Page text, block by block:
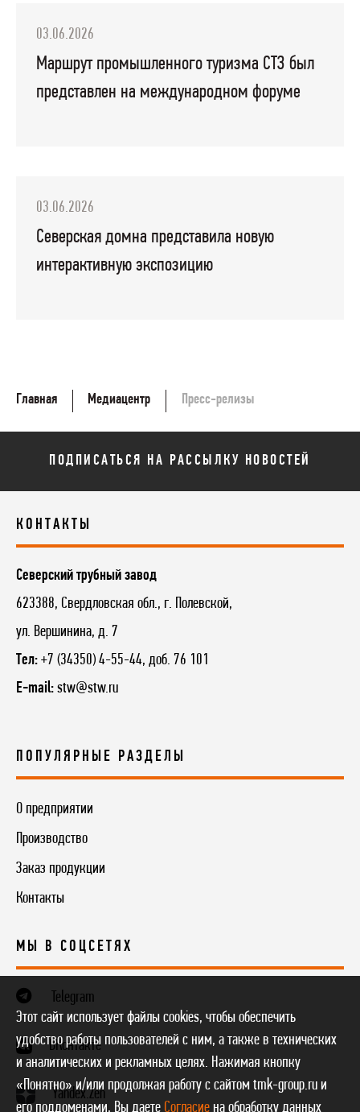
03.06.2026
Маршрут промышленного туризма СТЗ был
представлен на международном форуме
03.06.2026
Северская домна представила новую
интерактивную экспозицию
Главная Медиацентр Пресс-релизы
ПОДПИСАТЬСЯ НА РАССЫЛКУ НОВОСТЕЙ
КОНТАКТЫ
Северский трубный завод
623388, Свердловская обл., г. Полевской,
ул. Вершинина, д. 7
Тел: +7 (34350) 4-55-44, доб. 76 101
E-mail: stw@stw.ru
ПОПУЛЯРНЫЕ РАЗДЕЛЫ
О предприятии
Производство
Заказ продукции
Контакты
МЫ В СОЦСЕТЯХ
Telegram
ВКонтакте
Yandex.Zen
Этот сайт использует файлы cookies, чтобы обеспечить
удобство работы пользователей с ним, а также в технических
и аналитических и рекламных целях. Нажимая кнопку
«Понятно» и/или продолжая работу с сайтом tmk-group.ru и
его поддоменами, Вы даете Согласие на обработку данных